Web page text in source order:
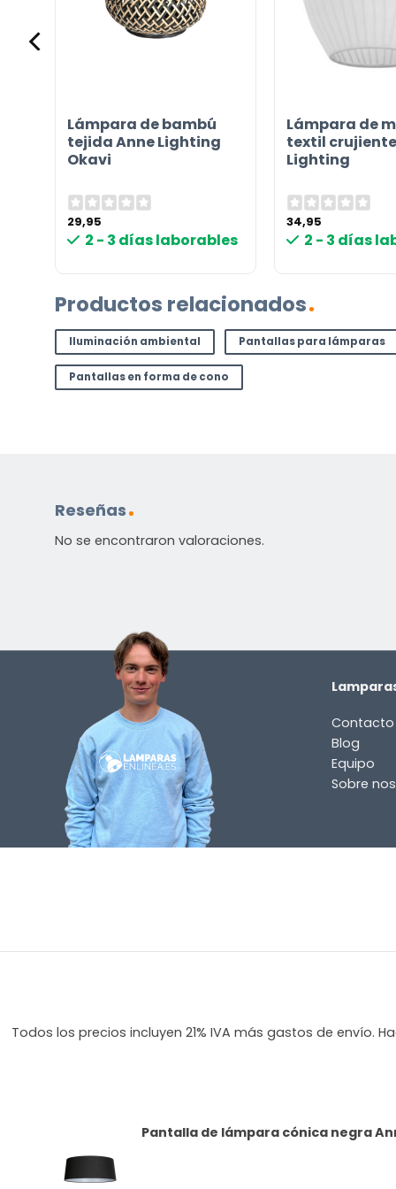
Lámpara de bambú
tejida Anne Lighting
Okavi
29,95
2 - 3 días laborables
Lámpara de
textil
Lighting
34,95
2 - 3 días
Productos relacionados
Iluminación ambiental Pantallas para lámparas
Pantallas en forma de cono
Reseñas
No se encontraron valoraciones.
Contacto
Blog
Equipo
Sobre
Todos los precios incluyen 21% IVA más gastos de envío.
Pantalla de lámpara cónica negra